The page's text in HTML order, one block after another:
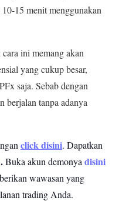
15 menit menggunakan
ini memang akan
yang cukup besar,
saja. Sebab dengan
berjalan tanpa adanya
click disini. Dapatkan
.Buka akun demonya disini
wawasan yang
trading Anda.